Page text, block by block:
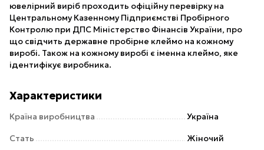
ювелірний виріб проходить офіційну перевірку на
Центральному Казенному Підприємстві Пробірного
Контролю при ДПС Міністерство Фінансів України, про
що свідчить державне пробірне клеймо на кожному
виробі. Також на кожному виробі є іменна клеймо, яке
ідентифікує виробника.
Характеристики
Країна виробництва Україна
Стать Жіночий